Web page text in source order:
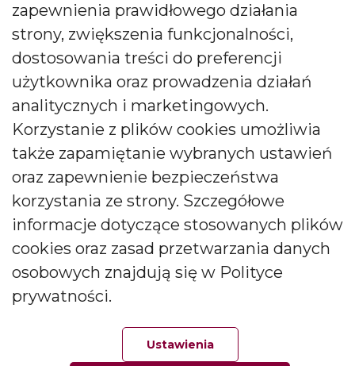
Zapisz się
Wyrażam zgodę na otrzymywanie
* więcej
Wyrażam zgodę na otrzymywanie drogą elektroniczną
informacji marketingowych (newslettera) od BARTEK
CANDLES Małgorzata i Janusz Bryłkowscy Sp. Jawna na
podany przeze mnie adres e-mail. Zgoda ta może być
wycofana w każdej chwili.
Polski producent świec zapachowych
Od kilkudziesięciu lat tworzymy świece, które zachwycają
pokolenia. Jesteśmy liderem produkcji świec ozdobnych i
zapewnienia prawidłowego działania
strony, zwiększenia funkcjonalności,
dostosowania treści do preferencji
użytkownika oraz prowadzenia działań
analitycznych i marketingowych.
Korzystanie z plików cookies umożliwia
także zapamiętanie wybranych ustawień
oraz zapewnienie bezpieczeństwa
korzystania ze strony. Szczegółowe
informacje dotyczące stosowanych plików
cookies oraz zasad przetwarzania danych
osobowych znajdują się w Polityce
prywatności.
Ustawienia